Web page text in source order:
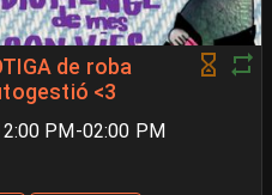
de roba
<3
PM-02:00 PM